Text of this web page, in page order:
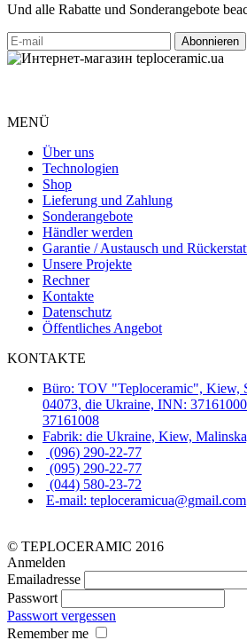
Und alle Rabatte und Sonderangebote
MENÜ
Über uns
Technologien
Shop
Lieferung und Zahlung
Sonderangebote
Händler werden
Garantie / Austausch und
Unsere Projekte
Rechner
Kontakte
Datenschutz
Öffentliches Angebot
KONTAKTE
Büro: TOV "Teploceramic", Kiew,
04073, die Ukraine, INN:
37161008
Fabrik: die Ukraine, Kiew,
(096) 290-22-77
(095) 290-22-77
(044) 580-23-72
E-mail: teploceramicua@gmail.com
© TEPLOCERAMIC 2016
Anmelden
Emailadresse
Passwort
Passwort vergessen
Remember me